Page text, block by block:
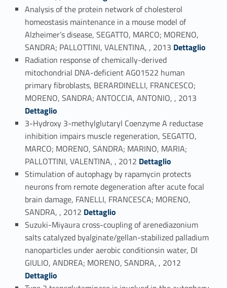
Analysis of the protein network of cholesterol
homeostasis maintenance in a mouse model of
Alzheimer’s disease, SEGATTO, MARCO; MORENO,
SANDRA; PALLOTTINI, VALENTINA, , 2013 Link identifier #identifier_person_174914-54
Dettaglio
Radiation response of chemically-derived
mitochondrial DNA-deficient AG01522 human
primary fibroblasts, BERARDINELLI, FRANCESCO;
MORENO, SANDRA; ANTOCCIA, ANTONIO, , 2013
Dettaglio
3-Hydroxy 3-methylglutaryl Coenzyme A reductase
inhibition impairs muscle regeneration, SEGATTO,
MARCO; MORENO, SANDRA; MARINO, MARIA;
PALLOTTINI, VALENTINA, , 2012 Link identifier #identifier_person_91427-56
Dettaglio
Stimulation of autophagy by rapamycin protects
neurons from remote degeneration after acute focal
brain damage, FANELLI, FRANCESCA; MORENO,
SANDRA, , 2012 Link identifier #identifier_person_188027-57
Dettaglio
Suzuki-Miyaura cross-coupling of arenediazonium
salts catalyzed byalginate/gellan-stabilized palladium
nanoparticles under aerobic conditionsin water, DI
GIULIO, ANDREA; MORENO, SANDRA, , 2012 Link identifier #identifier_person_199041-58
Dettaglio